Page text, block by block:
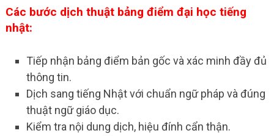
Các bước dịch thuật bảng điểm đại học tiếng
nhật:
Tiếp nhận bảng điểm bản gốc và xác minh đầy đủ
thông tin.
Dịch sang tiếng Nhật với chuẩn ngữ pháp và đúng
thuật ngữ giáo dục.
Kiểm tra nội dung dịch, hiệu đính cẩn thận.